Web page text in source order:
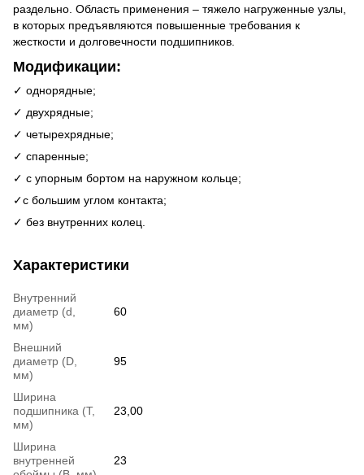
раздельно. Область применения – тяжело нагруженные узлы,
в которых предъявляются повышенные требования к
жесткости и долговечности подшипников.
Модификации:
✓ однорядные;
✓ двухрядные;
✓ четырехрядные;
✓ спаренные;
✓ с упорным бортом на наружном кольце;
✓c большим углом контакта;
✓ без внутренних колец.
Характеристики
Внутренний
диаметр (d,
мм)
60
Внешний
диаметр (D,
мм)
95
Ширина
подшипника (T,
мм)
23,00
Ширина
внутренней
23